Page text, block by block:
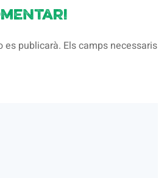
es publicarà. Els camps necessaris